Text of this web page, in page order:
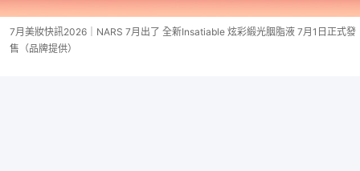
7月美妝快訊2026｜NARS 7月出了 全新Insatiable 炫彩緞光胭脂液 7月1日正式發
售（品牌提供）